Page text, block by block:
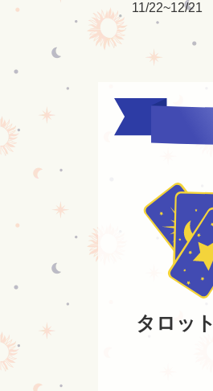
11/22~12/21
タロッ